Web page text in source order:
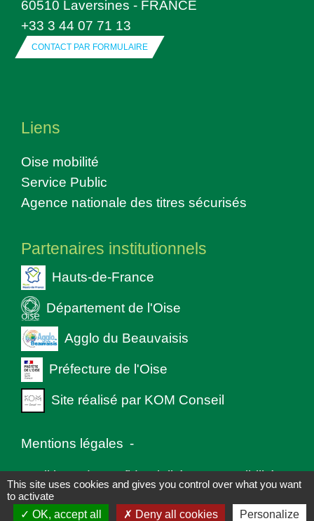
60510 Laversines - FRANCE
+33 3 44 07 71 13
CONTACT PAR FORMULAIRE
Liens
Oise mobilité
Service Public
Agence nationale des titres sécurisés
Partenaires institutionnels
Hauts-de-France
Département de l'Oise
Agglo du Beauvaisis
Préfecture de l'Oise
Site réalisé par KOM Conseil
Mentions légales -
Politique de confidentialité - Accessibilité -
Plan du site - Gestion des cookies
This site uses cookies and gives you control over what you want
to activate
OK, accept all
Deny all cookies Personalize